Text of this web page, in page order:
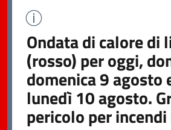
Ondata di calore di
(rosso) per oggi,
domenica 9 agosto
lunedì 10 agosto.
pericolo per